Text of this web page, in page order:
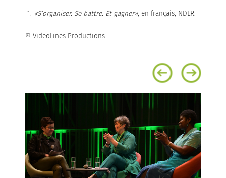
1. «S’organiser. Se battre. Et gagner», en français, NDLR.
© VideoLines Productions